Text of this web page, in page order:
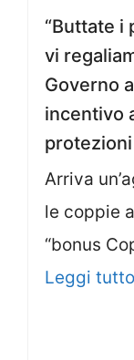
“Buttate i
vi
Governo
incentivo
protezioni
Arriva
le coppie
“bonus
Leggi tutto